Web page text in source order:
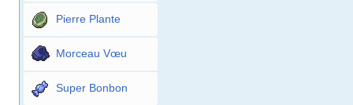
Pierre Plante
Morceau Vœu
Super Bonbon